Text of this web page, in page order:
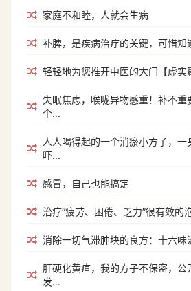
家庭不和睦，人就会生病
补脾，是疾病治疗的关键，可惜知
轻轻地为您推开中医的大门【虚实
失眠焦虑，喉咙异物感重！补不重
个...
人人喝得起的一个消瘀小方子，
吓...
感冒，自己也能搞定
治疗“疲劳、困倦、乏力”很有效的
消除一切气滞肿块的良方：十六味
肝硬化黄疸，我的方子不保密，公
发...